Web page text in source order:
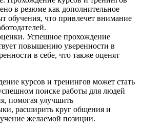
в резюме как дополнительное
обучения, что привлечет внимание
Успешное прохождение
повышению уверенности в
в себе, что также оценят
курсов и тренингов может стать
поиске работы для людей
помогая улучшить
расширить круг общения и
желаемой позиции.